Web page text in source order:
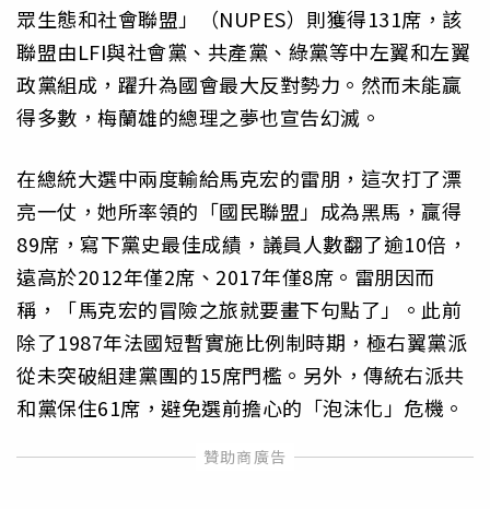
眾生態和社會聯盟」（NUPES）則獲得131席，該
聯盟由LFI與社會黨、共產黨、綠黨等中左翼和左翼
政黨組成，躍升為國會最大反對勢力。然而未能贏
得多數，梅蘭雄的總理之夢也宣告幻滅。
在總統大選中兩度輸給馬克宏的雷朋，這次打了漂
亮一仗，她所率領的「國民聯盟」成為黑馬，贏得
89席，寫下黨史最佳成績，議員人數翻了逾10倍，
遠高於2012年僅2席、2017年僅8席。雷朋因而
稱，「馬克宏的冒險之旅就要畫下句點了」。此前
除了1987年法國短暫實施比例制時期，極右翼黨派
從未突破組建黨團的15席門檻。另外，傳統右派共
和黨保住61席，避免選前擔心的「泡沫化」危機。